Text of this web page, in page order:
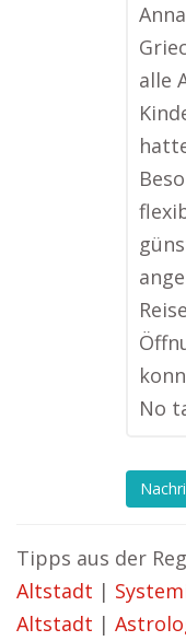
alle
No
Tipps aus der
Altstadt |
Altstadt |